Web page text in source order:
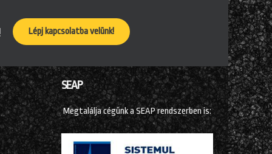
Lépj kapcsolatba velünk!
SEAP
Megtalálja cégünk a SEAP rendszerben is: